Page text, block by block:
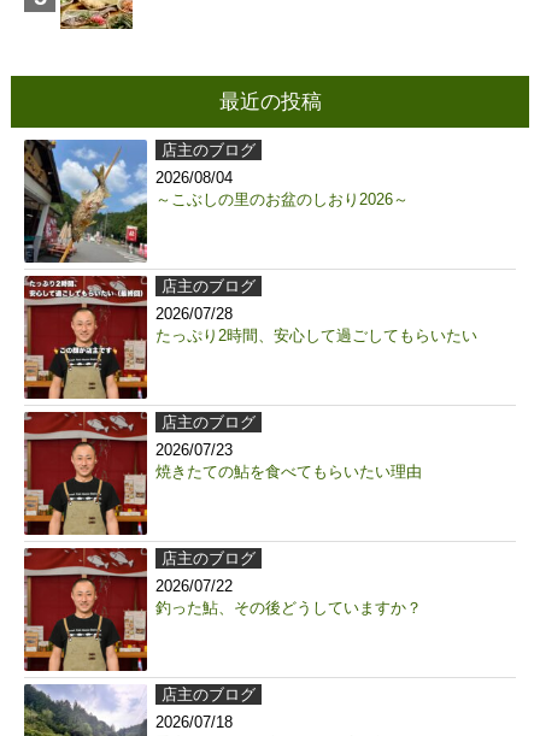
最近の投稿
店主のブログ
2026/08/04
～こぶしの里のお盆のしおり2026～
店主のブログ
2026/07/28
たっぷり2時間、安心して過ごしてもらいたい
店主のブログ
2026/07/23
焼きたての鮎を食べてもらいたい理由
店主のブログ
2026/07/22
釣った鮎、その後どうしていますか？
店主のブログ
2026/07/18